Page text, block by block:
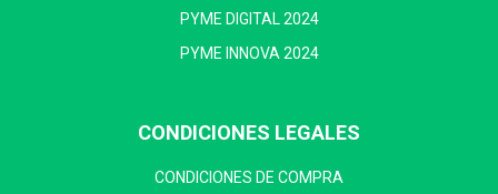
PYME DIGITAL 2024
PYME INNOVA 2024
CONDICIONES LEGALES
CONDICIONES DE COMPRA